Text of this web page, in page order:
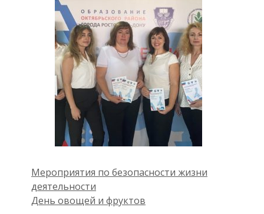
Мероприятия по безопасности жизни
деятельности
День овощей и фруктов